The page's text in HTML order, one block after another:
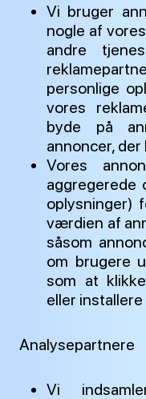
Vi bruger
nogle af
andre
personlige
vores
byde på
annoncer,
Vores
aggregerede
oplysninger)
værdien af
såsom
om brugere
som at
eller installere
Analysepartnere
Vi